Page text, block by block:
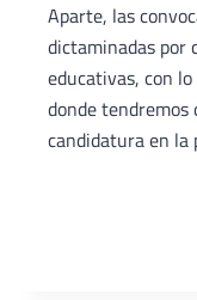
Aparte, las
dictaminadas por
educativas, con
donde
candidatura en